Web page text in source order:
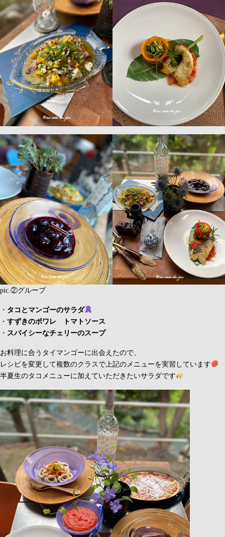
pic.②グループ
・ タコとマンゴーのサラダ
・ すずきのポワレ トマトソース
・ スパイシーなチェリーのスープ
お料理に合うタイマンゴーに出会えたので、
レシピを変更して複数のクラスで上記のメニューを実習しています
半夏生のタコメニューに加えていただきたいサラダです